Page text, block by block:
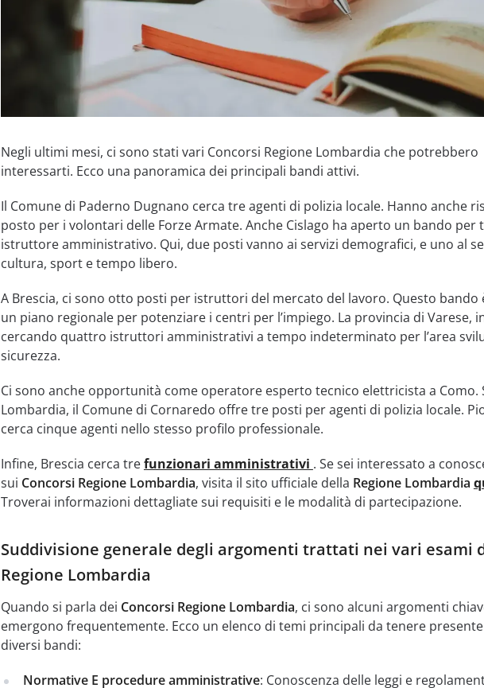
Negli ultimi mesi, ci sono stati vari Concorsi Regione Lombardia che potrebbero
interessarti. Ecco una panoramica dei principali bandi attivi.
Il Comune di Paderno Dugnano cerca tre agenti di polizia locale. Hanno anche
posto per i volontari delle Forze Armate. Anche Cislago ha aperto un bando per
istruttore amministrativo. Qui, due posti vanno ai servizi demografici, e uno al
cultura, sport e tempo libero.
A Brescia, ci sono otto posti per istruttori del mercato del lavoro. Questo bando
un piano regionale per potenziare i centri per l’impiego. La provincia di Varese,
cercando quattro istruttori amministrativi a tempo indeterminato per l’area
sicurezza.
Ci sono anche opportunità come operatore esperto tecnico elettricista a Como.
Lombardia, il Comune di Cornaredo offre tre posti per agenti di polizia locale.
cerca cinque agenti nello stesso profilo professionale.
Infine, Brescia cerca trefunzionari amministrativi . Se sei interessato a
sui Concorsi Regione Lombardia, visita il sito ufficiale della Regione Lombardia
Troverai informazioni dettagliate sui requisiti e le modalità di partecipazione.
Suddivisione generale degli argomenti trattati nei vari esami
Regione Lombardia
Quando si parla dei Concorsi Regione Lombardia, ci sono alcuni argomenti
emergono frequentemente. Ecco un elenco di temi principali da tenere
diversi bandi:
Normative E procedure amministrative: Conoscenza delle leggi e